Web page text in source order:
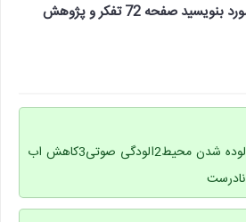
باشند مثال هایی در این مورد بنویسید صفحه 72 تفکر و پژوهش
1ریختن زباله و درنتیجه الوده شدن محیط2الودگی صوتی3کاهش اب